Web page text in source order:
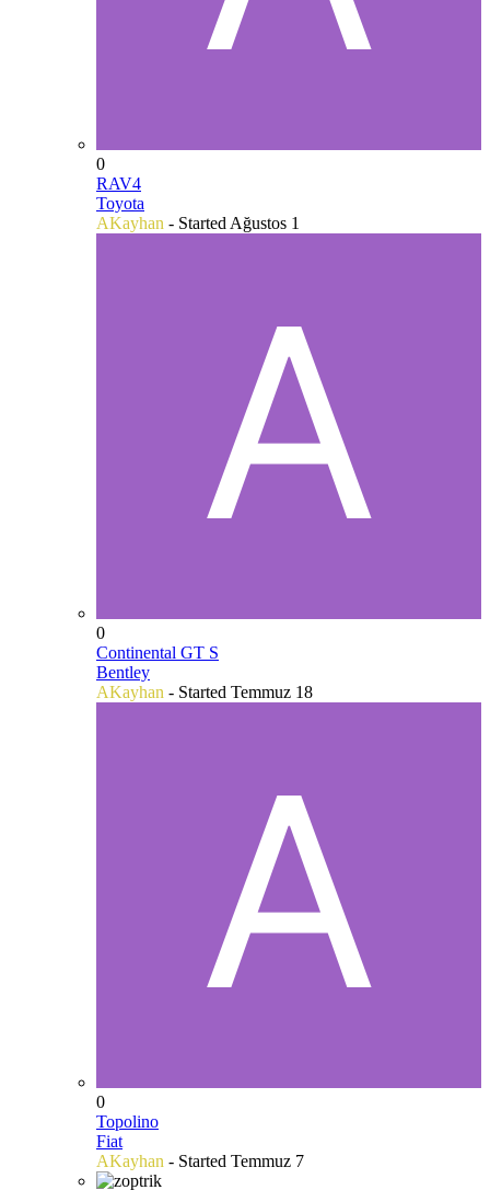
0
RAV4
Toyota
AKayhan - Started Ağustos 1
0
Continental GT S
Bentley
AKayhan - Started Temmuz 18
0
Topolino
Fiat
AKayhan - Started Temmuz 7